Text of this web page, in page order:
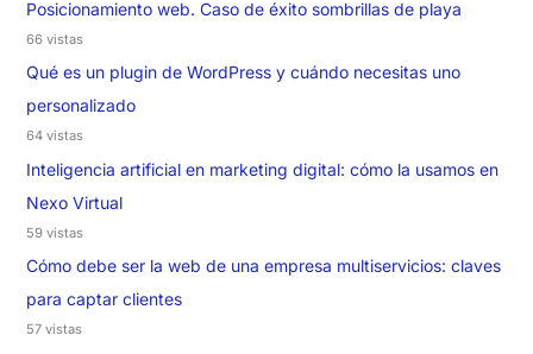
Posicionamiento web. Caso de éxito sombrillas de playa
66 vistas
Qué es un plugin de WordPress y cuándo necesitas uno
personalizado
64 vistas
Inteligencia artificial en marketing digital: cómo la usamos en
Nexo Virtual
59 vistas
Cómo debe ser la web de una empresa multiservicios: claves
para captar clientes
57 vistas